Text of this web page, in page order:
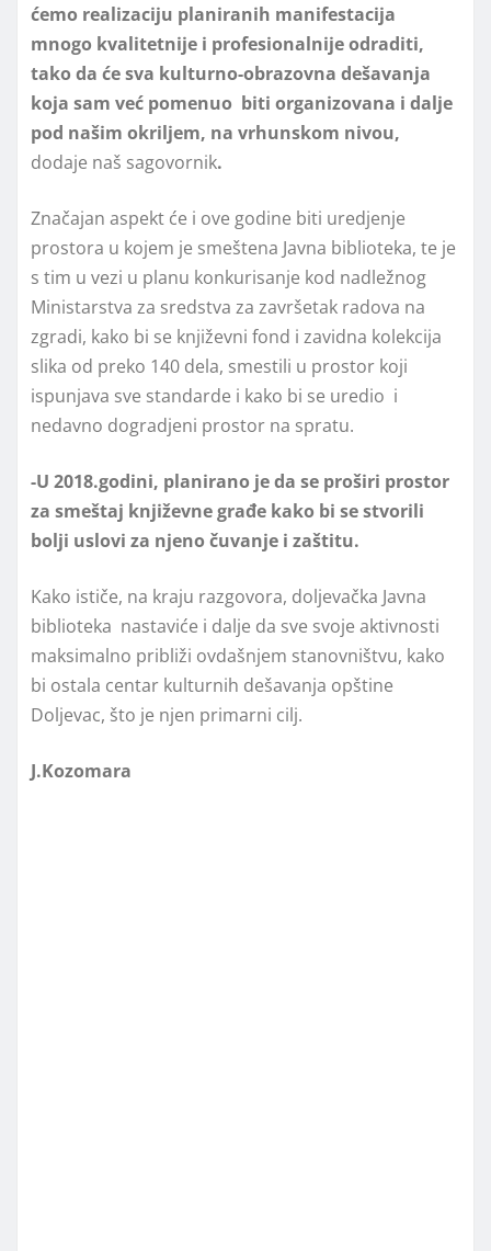
ćemo realizaciju planiranih manifestacija
mnogo kvalitetnije i profesionalnije odraditi,
tako da će sva kulturno-obrazovna dešavanja
koja sam već pomenuo biti organizovana i dalje
pod našim okriljem, na vrhunskom nivou,
dodaje naš sagovornik.
Značajan aspekt će i ove godine biti uredjenje
prostora u kojem je smeštena Javna biblioteka, te je
s tim u vezi u planu konkurisanje kod nadležnog
Ministarstva za sredstva za završetak radova na
zgradi, kako bi se književni fond i zavidna kolekcija
slika od preko 140 dela, smestili u prostor koji
ispunjava sve standarde i kako bi se uredio i
nedavno dogradjeni prostor na spratu.
-U 2018.godini, planirano je da se proširi prostor
za smeštaj književne građe kako bi se stvorili
bolјi uslovi za njeno čuvanje i zaštitu.
Kako ističe, na kraju razgovora, doljevačka Javna
biblioteka nastaviće i dalje da sve svoje aktivnosti
maksimalno približi ovdašnjem stanovništvu, kako
bi ostala centar kulturnih dešavanja opštine
Doljevac, što je njen primarni cilj.
J.Kozomara